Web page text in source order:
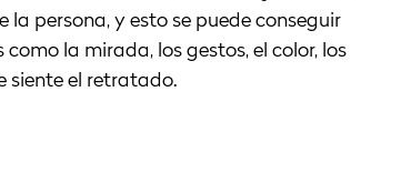
persona, y esto se puede conseguir
la mirada, los gestos, el color, los
siente el retratado.